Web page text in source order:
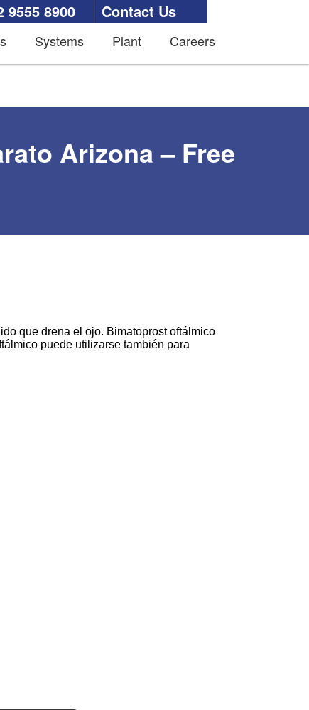
9555 8900 Contact Us
Systems Plant Careers
Arizona – Free
que drena el ojo. Bimatoprost oftálmico
puede utilizarse también para